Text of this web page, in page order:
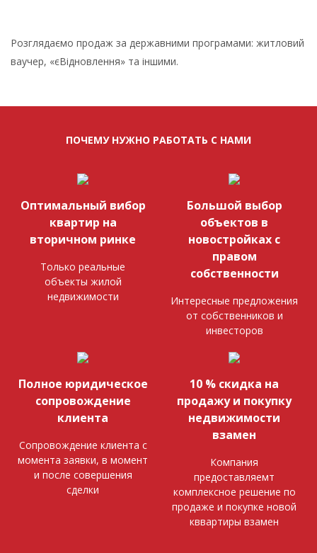
Розглядаємо продаж за державними програмами: житловий
ваучер, «єВідновлення» та іншими.
ПОЧЕМУ НУЖНО РАБОТАТЬ С НАМИ
Оптимальный вибор
квартир на
вторичном ринке
Только реальные
объекты жилой
недвижимости
Большой выбор
объектов в
новостройках с
правом
собственности
Интересные предложения
от собственников и
инвесторов
Полное юридическое
сопровождение
клиента
Сопровождение клиента с
момента заявки, в момент
и после совершения
сделки
10 % скидка на
продажу и покупку
недвижимости
взамен
Компания
предоставляемт
комплексное решение по
продаже и покупке новой
кввартиры взамен